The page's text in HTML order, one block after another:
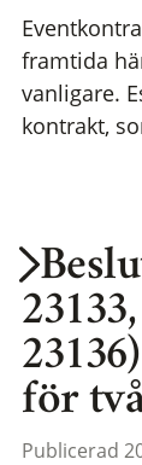
framtida
vanligare.
kontrakt,
för
Publicerad